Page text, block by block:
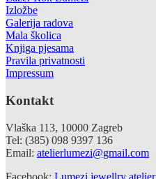
Izložbe
Galerija radova
Mala školica
Knjiga pjesama
Pravila privatnosti
Impressum
Kontakt
Vlaška 113, 10000 Zagreb
Tel: (385) 098 9397 136
Email: atelierlumezi@gmail.com
Facebook: Lumezi jewellry atelier